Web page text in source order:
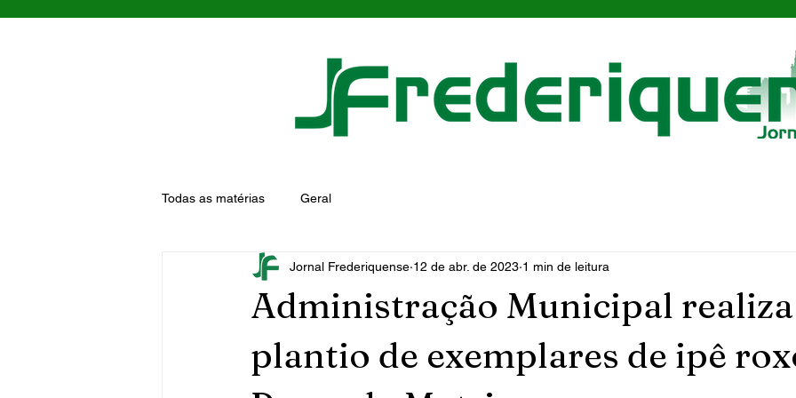
Todas as matérias Geral
Administração Municipal realiza
plantio de exemplares de ipê
Jornal Frederiquense 12 de abr. de 2023 1 min de leitura